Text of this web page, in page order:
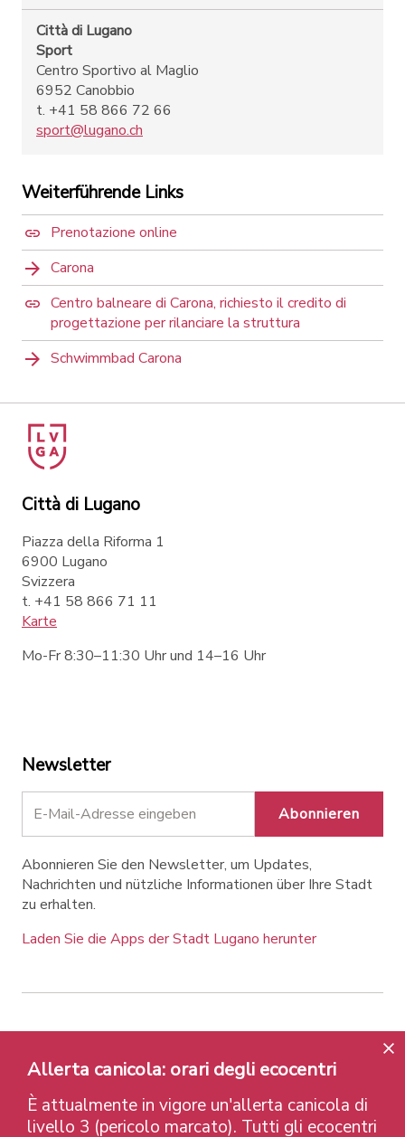
Città di Lugano
Sport
Centro Sportivo al Maglio
6952 Canobbio
t. +41 58 866 72 66
sport@lugano.ch
Weiterführende Links
Prenotazione online
Carona
Centro balneare di Carona, richiesto il credito di
progettazione per rilanciare la struttura
Schwimmbad Carona
Città di Lugano
Piazza della Riforma 1
6900 Lugano
Svizzera
t. +41 58 866 71 11
Karte
Mo-Fr 8:30–11:30 Uhr und 14–16 Uhr
Newsletter
Abonnieren
Abonnieren Sie den Newsletter, um Updates,
Nachrichten und nützliche Informationen über Ihre Stadt
zu erhalten.
Laden Sie die Apps der Stadt Lugano herunter
Contatti Links
Rechtlicher Hinweis
Datenschutzrichtlinie
Labels und Auszeichnungen
Credits
© 2026 Città di Lugano
Allerta canicola: orari degli ecocentri
È attualmente in vigore un'allerta canicola di
livello 3 (pericolo marcato). Tutti gli ecocentri